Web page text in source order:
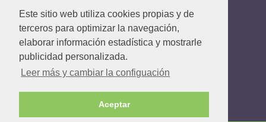
Este sitio web utiliza cookies propias y de
terceros para optimizar la navegación,
elaborar información estadística y mostrarle
publicidad personalizada.
Leer más y cambiar la configuación
Aceptar
Política de privacidad
Política de Cookies
Contacto